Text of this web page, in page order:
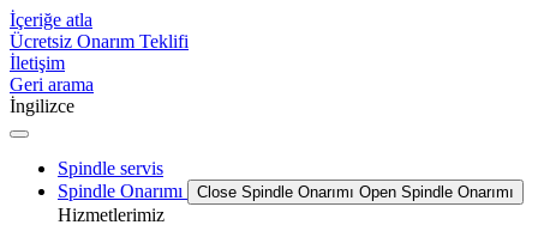
İçeriğe atla
Ücretsiz Onarım Teklifi
İletişim
Geri arama
İngilizce
Spindle servis
Spindle Onarımı
Close Spindle Onarımı Open Spindle Onarımı
Hizmetlerimiz